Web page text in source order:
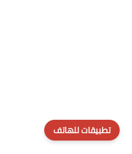
تطبيقات للهاتف